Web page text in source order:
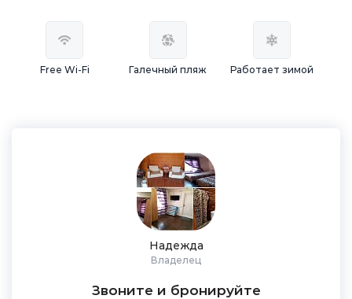
Free Wi-Fi Галечный пляж Работает зимой
Надежда
Владелец
Звоните и бронируйте